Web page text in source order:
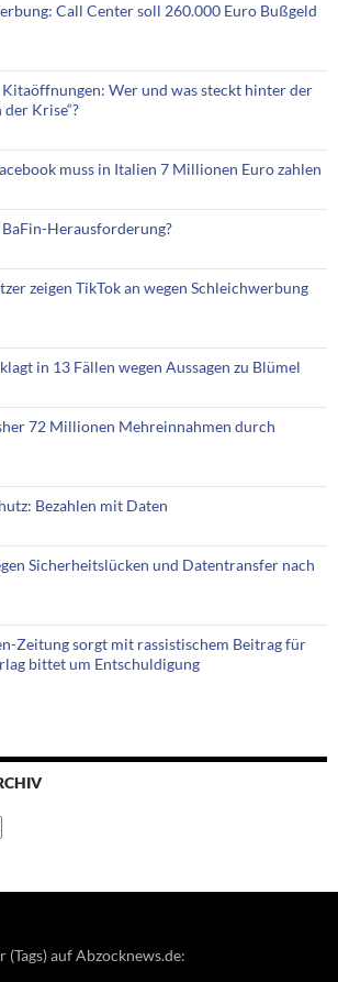
Call Center soll 260.000 Euro Bußgeld
Wer und was steckt hinter der
Krise“?
muss in Italien 7 Millionen Euro zahlen
Herausforderung?
zeigen TikTok an wegen Schleichwerbung
in 13 Fällen wegen Aussagen zu Blümel
72 Millionen Mehreinnahmen durch
Bezahlen mit Daten
Sicherheitslücken und Datentransfer nach
Zeitung sorgt mit rassistischem Beitrag für
bittet um Entschuldigung
auf Abzocknews.de: